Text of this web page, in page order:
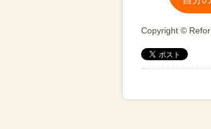
Copyright ©